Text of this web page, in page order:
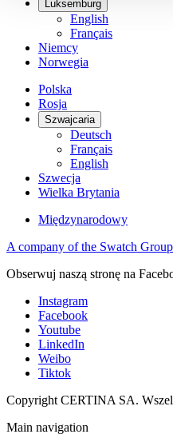
Luksemburg
English
Français
Niemcy
Norwegia
Polska
Rosja
Szwajcaria
Deutsch
Français
English
Szwecja
Wielka Brytania
Międzynarodowy
A company of the Swatch Group
Obserwuj naszą stronę na
Instagram
Facebook
Youtube
LinkedIn
Weibo
Tiktok
Copyright CERTINA SA.
Main navigation